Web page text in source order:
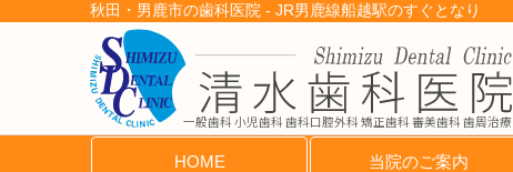
秋田・男鹿市の歯科医院 - JR男鹿線船越駅のすぐとなり
一般歯科 小児歯科 歯科口腔外科 矯正歯科 審美歯科 歯周治療
HOME 当院のご案内